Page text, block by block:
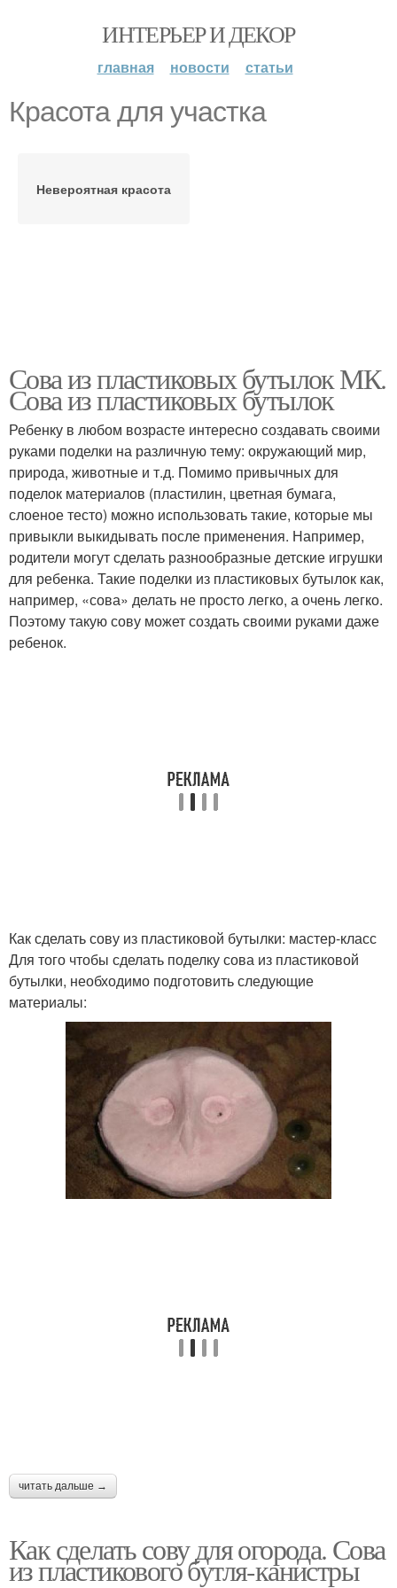
ИНТЕРЬЕР И ДЕКОР
главная новости статьи
Красота для участка
Невероятная красота
Сова из пластиковых бутылок МК.
Сова из пластиковых бутылок
Ребенку в любом возрасте интересно создавать своими
руками поделки на различную тему: окружающий мир,
природа, животные и т.д. Помимо привычных для
поделок материалов (пластилин, цветная бумага,
слоеное тесто) можно использовать такие, которые мы
привыкли выкидывать после применения. Например,
родители могут сделать разнообразные детские игрушки
для ребенка. Такие поделки из пластиковых бутылок как,
например, «сова» делать не просто легко, а очень легко.
Поэтому такую сову может создать своими руками даже
ребенок.
Как сделать сову из пластиковой бутылки: мастер-класс
Для того чтобы сделать поделку сова из пластиковой
бутылки, необходимо подготовить следующие
материалы:
читать дальше →
Как сделать сову для огорода. Сова
из пластикового бутля-канистры